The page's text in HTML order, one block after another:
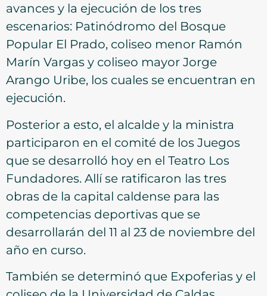
avances y la ejecución de los tres
escenarios: Patinódromo del Bosque
Popular El Prado, coliseo menor Ramón
Marín Vargas y coliseo mayor Jorge
Arango Uribe, los cuales se encuentran en
ejecución.
Posterior a esto, el alcalde y la ministra
participaron en el comité de los Juegos
que se desarrolló hoy en el Teatro Los
Fundadores. Allí se ratificaron las tres
obras de la capital caldense para las
competencias deportivas que se
desarrollarán del 11 al 23 de noviembre del
año en curso.
También se determinó que Expoferias y el